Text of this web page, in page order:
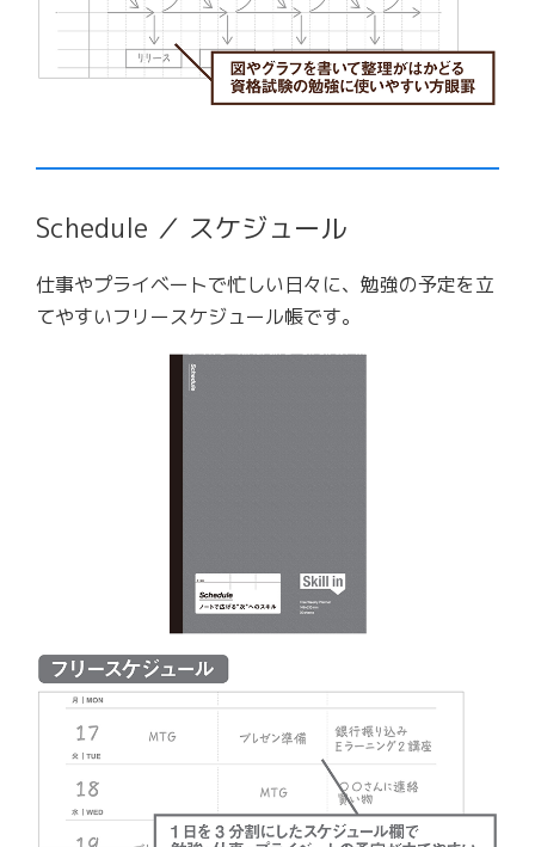
Schedule ／ スケジュール
仕事やプライベートで忙しい日々に、勉強の予定を立
てやすいフリースケジュール帳です。